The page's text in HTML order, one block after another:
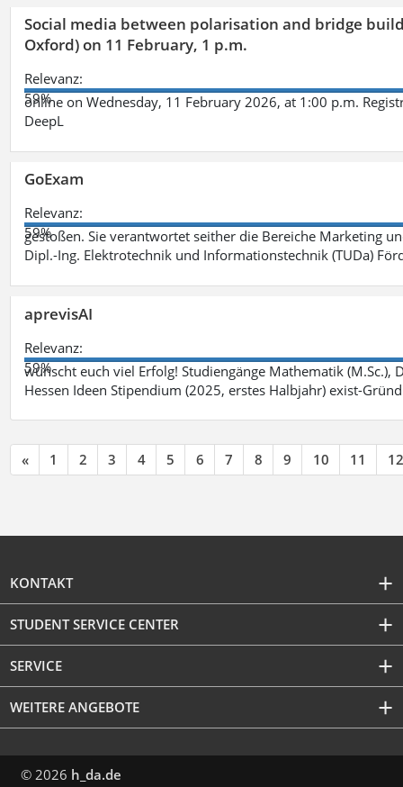
Social media between polarisation and bridge
Oxford) on 11 February, 1 p.m.
Relevanz:
59%
online on Wednesday, 11 February 2026, at 1:00 p.m.
DeepL
GoExam
Relevanz:
59%
gestoßen. Sie verantwortet seither die Bereiche Marketing
Dipl.-Ing. Elektrotechnik und Informationstechnik (TUDa)
aprevisAI
Relevanz:
59%
wünscht euch viel Erfolg! Studiengänge Mathematik (M.Sc.),
Hessen Ideen Stipendium (2025, erstes Halbjahr) exist-
« 1 2 3 4 5 6 7 8 9 10 11 12
KONTAKT
STUDENT SERVICE CENTER
SERVICE
WEITERE ANGEBOTE
© 2026 h_da.de